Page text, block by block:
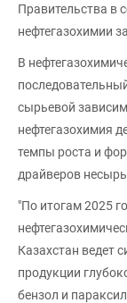
Правительства в
нефтегазохимии
В
сырьевой
нефтегазохимия
темпы роста и
драйверов
"По итогам 2025
Казахстан ведет
продукции
бензол и